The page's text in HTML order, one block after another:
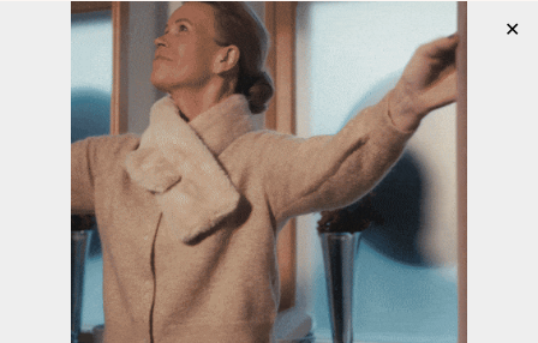
pukeva monelle naiselle, liian ylös kaulaan tuleva
kaulus ei ole jokaisen kaulusmalli. Sinisen topin
puin hameen sisälle, mutta toppi toimii loistavasti
myös housujen päällä. Toppi on istuva kainaloiden
alta, mikä tekee siitä siron ja keskikohdasta se on
juuri sopivan löysä. Toppi ylettyy haarasauman
kohdalle.
Muistatko nämä bootcut farkut eli leveälahkeiset
farkut
tästä postauksesta?
Vedin farkut jalkaani useamman kuukauden
✕